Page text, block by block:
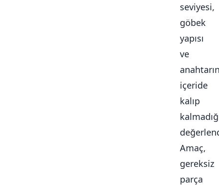
seviyesi,
göbek
yapısı
ve
içeride
kalıp
Amaç,
gereksiz
parça